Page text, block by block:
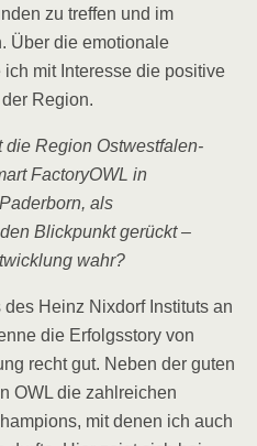
zu treffen und im
Über die emotionale
mit Interesse die positive
Region.
die Region Ostwestfalen-
FactoryOWL in
als
Blickpunkt gerückt –
wahr?
Heinz Nixdorf Instituts an
die Erfolgsstory von
recht gut. Neben der guten
OWL die zahlreichen
mit denen ich auch